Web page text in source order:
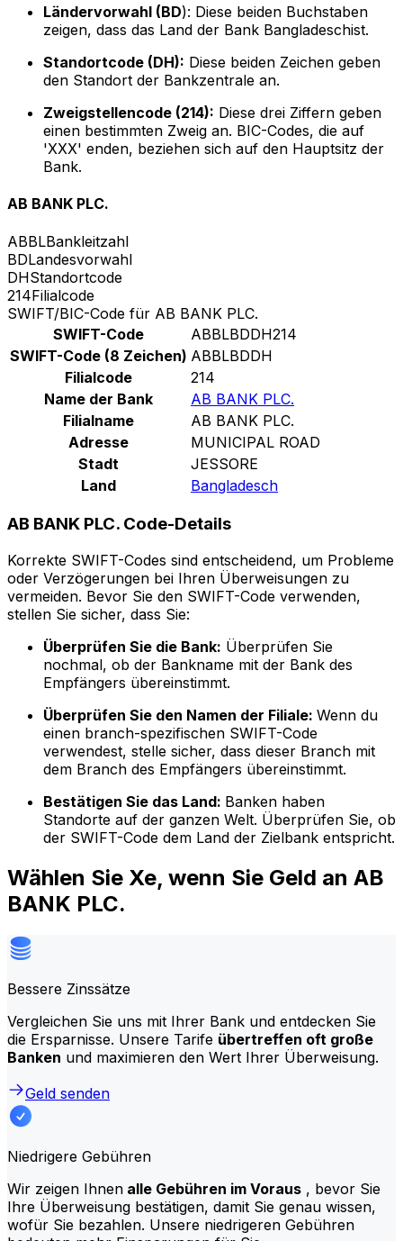
Ländervorwahl (BD): Diese beiden Buchstaben
zeigen, dass das Land der Bank Bangladeschist.
Standortcode (DH): Diese beiden Zeichen geben
den Standort der Bankzentrale an.
Zweigstellencode (214): Diese drei Ziffern geben
einen bestimmten Zweig an. BIC-Codes, die auf
'XXX' enden, beziehen sich auf den Hauptsitz der
Bank.
AB BANK PLC.
ABBLBankleitzahl
BDLandesvorwahl
DHStandortcode
214Filialcode
SWIFT/BIC-Code für AB BANK PLC.
SWIFT-Code
ABBLBDDH214
SWIFT-Code (8 Zeichen) ABBLBDDH
Filialcode
214
Name der Bank
AB BANK PLC.
Filialname
AB BANK PLC.
Adresse
MUNICIPAL ROAD
Stadt
JESSORE
Land
Bangladesch
AB BANK PLC. Code-Details
Korrekte SWIFT-Codes sind entscheidend, um Probleme
oder Verzögerungen bei Ihren Überweisungen zu
vermeiden. Bevor Sie den SWIFT-Code verwenden,
stellen Sie sicher, dass Sie:
Überprüfen Sie die Bank: Überprüfen Sie
nochmal, ob der Bankname mit der Bank des
Empfängers übereinstimmt.
Überprüfen Sie den Namen der Filiale: Wenn du
einen branch-spezifischen SWIFT-Code
verwendest, stelle sicher, dass dieser Branch mit
dem Branch des Empfängers übereinstimmt.
Bestätigen Sie das Land: Banken haben
Standorte auf der ganzen Welt. Überprüfen Sie, ob
der SWIFT-Code dem Land der Zielbank entspricht.
Wählen Sie Xe, wenn Sie Geld an AB
BANK PLC.
Bessere Zinssätze
Vergleichen Sie uns mit Ihrer Bank und entdecken Sie
die Ersparnisse. Unsere Tarife übertreffen oft große
Banken und maximieren den Wert Ihrer Überweisung.
Geld senden
Niedrigere Gebühren
Wir zeigen Ihnen alle Gebühren im Voraus , bevor Sie
Ihre Überweisung bestätigen, damit Sie genau wissen,
wofür Sie bezahlen. Unsere niedrigeren Gebühren